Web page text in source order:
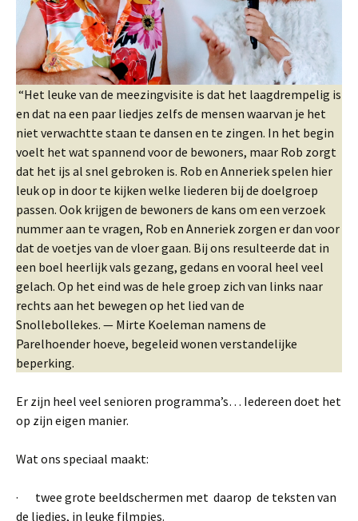
“Het leuke van de meezingvisite is dat het laagdrempelig is
en dat na een paar liedjes zelfs de mensen waarvan je het
niet verwachtte staan te dansen en te zingen. In het begin
voelt het wat spannend voor de bewoners, maar Rob zorgt
dat het ijs al snel gebroken is. Rob en Anneriek spelen hier
leuk op in door te kijken welke liederen bij de doelgroep
passen. Ook krijgen de bewoners de kans om een verzoek
nummer aan te vragen, Rob en Anneriek zorgen er dan voor
dat de voetjes van de vloer gaan. Bij ons resulteerde dat in
een boel heerlijk vals gezang, gedans en vooral heel veel
gelach. Op het eind was de hele groep zich van links naar
rechts aan het bewegen op het lied van de
Snollebollekes. — Mirte Koeleman namens de
Parelhoender hoeve, begeleid wonen verstandelijke
beperking.
Er zijn heel veel senioren programma’s… Iedereen doet het
op zijn eigen manier.
Wat ons speciaal maakt:
· twee grote beeldschermen met daarop de teksten van
de liedjes, in leuke filmpjes.